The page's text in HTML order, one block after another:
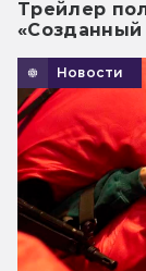
Трейлер
Новости